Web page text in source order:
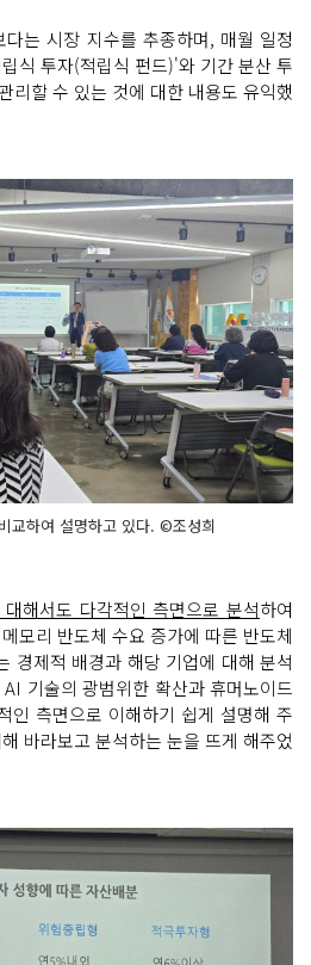
다는 시장 지수를 추종하며, 매월 일정
식 투자(적립식 펀드)'와 기간 분산 투
리할 수 있는 것에 대한 내용도 유익했
교하여 설명하고 있다. ©조성희
해서도 다각적인 측면으로 분석하여
모리 반도체 수요 증가에 따른 반도체
경제적 배경과 해당 기업에 대해 분석
기술의 광범위한 확산과 휴머노이드
인 측면으로 이해하기 쉽게 설명해 주
바라보고 분석하는 눈을 뜨게 해주었